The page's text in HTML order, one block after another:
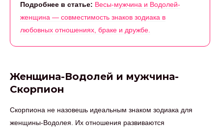
Подробнее в статье: Весы-мужчина и Водолей-
женщина — совместимость знаков зодиака в
любовных отношениях, браке и дружбе.
Женщина-Водолей и мужчина-
Скорпион
Скорпиона не назовешь идеальным знаком зодиака для
женщины-Водолея. Их отношения развиваются